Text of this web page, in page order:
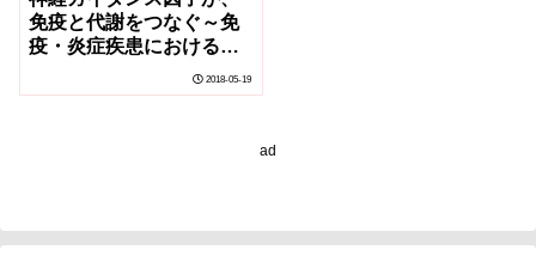
免疫と代謝をつなぐ～免
疫・炎症疾患における栄
養・代謝の重要性が明ら
かに～
2018-05-19
ad